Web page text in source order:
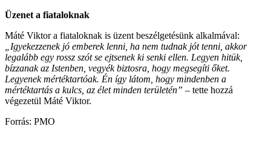
Üzenet a fiataloknak
Máté Viktor a fiataloknak is üzent beszélgetésünk alkalmával:
„Igyekezzenek jó emberek lenni, ha nem tudnak jót tenni, akkor
legalább egy rossz szót se ejtsenek ki senki ellen. Legyen hitük,
bízzanak az Istenben, vegyék biztosra, hogy megsegíti őket.
Legyenek mértéktartóak. Én így látom, hogy mindenben a
mértéktartás a kulcs, az élet minden területén” – tette hozzá
végezetül Máté Viktor.
Forrás: PMO